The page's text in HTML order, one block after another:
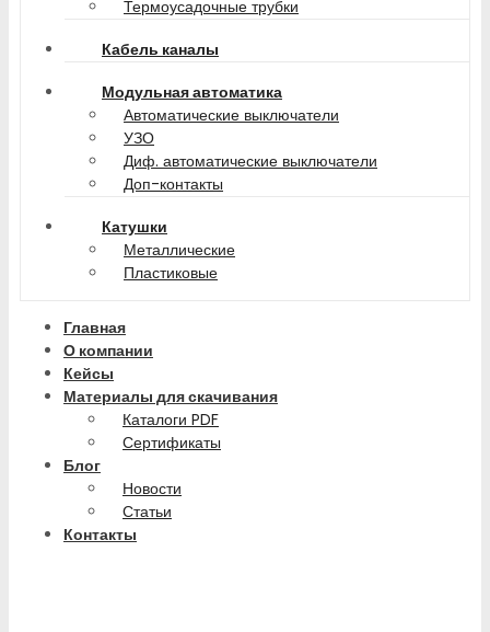
Термоусадочные трубки
Кабель каналы
Модульная автоматика
Автоматические выключатели
УЗО
Диф. автоматические выключатели
Доп-контакты
Катушки
Металлические
Пластиковые
Главная
О компании
Кейсы
Материалы для скачивания
Каталоги PDF
Сертификаты
Блог
Новости
Статьи
Контакты